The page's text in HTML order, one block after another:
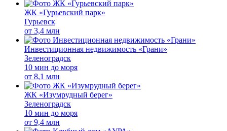
ЖК «Гурьевский парк»
Гурьевск
от 3,4 млн
Инвестиционная недвижимость «Грани»
Зеленоградск
10 мин до моря
от 8,1 млн
ЖК «Изумрудный берег»
Зеленоградск
10 мин до моря
от 9,4 млн